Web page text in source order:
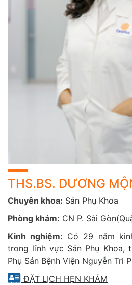
THS.BS. DƯƠNG
Chuyên khoa: Sản Phụ Khoa
Phòng khám: CN P. Sài
Kinh nghiệm: Có 29 năm
trong lĩnh vực Sản Phụ Khoa,
Phụ Sản Bệnh Viện Nguyễn Tri
ĐẶT LỊCH HẸN KHÁM